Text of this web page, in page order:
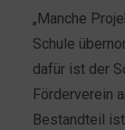
„Manche
Schule
dafür ist der
Förderverein
Bestandteil